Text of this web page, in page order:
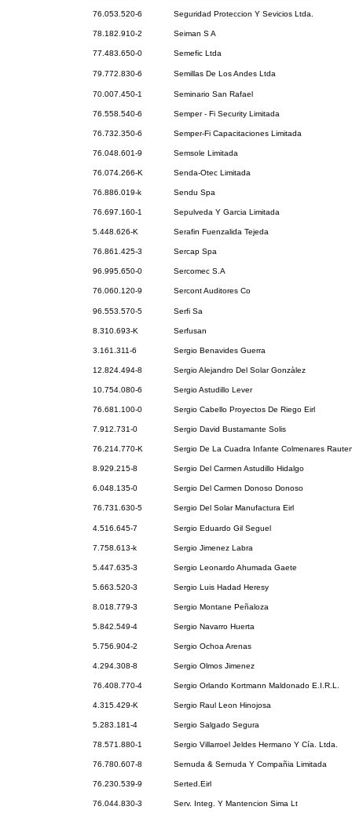
76.053.520-6 Seguridad Proteccion Y Sevicios Ltda.
78.182.910-2 Seiman S A
77.483.650-0 Semefic Ltda
79.772.830-6 Semillas De Los Andes Ltda
70.007.450-1 Seminario San Rafael
76.558.540-6 Semper - Fi Security Limitada
76.732.350-6 Semper-Fi Capacitaciones Limitada
76.048.601-9 Semsole Limitada
76.074.266-K Senda-Otec Limitada
76.886.019-k Sendu Spa
76.697.160-1 Sepulveda Y Garcia Limitada
5.448.626-K Serafin Fuenzalida Tejeda
76.861.425-3 Sercap Spa
96.995.650-0 Sercomec S.A
76.060.120-9 Sercont Auditores Co
96.553.570-5 Serfi Sa
8.310.693-K Serfusan
3.161.311-6 Sergio Benavides Guerra
12.824.494-8 Sergio Alejandro Del Solar Gonzàlez
10.754.080-6 Sergio Astudillo Lever
76.681.100-0 Sergio Cabello Proyectos De Riego Eirl
7.912.731-0 Sergio David Bustamante Solis
76.214.770-K Sergio De La Cuadra Infante Colmenares
8.929.215-8 Sergio Del Carmen Astudillo Hidalgo
6.048.135-0 Sergio Del Carmen Donoso Donoso
76.731.630-5 Sergio Del Solar Manufactura Eirl
4.516.645-7 Sergio Eduardo Gil Seguel
7.758.613-k Sergio Jimenez Labra
5.447.635-3 Sergio Leonardo Ahumada Gaete
5.663.520-3 Sergio Luis Hadad Heresy
8.018.779-3 Sergio Montane Peñaloza
5.842.549-4 Sergio Navarro Huerta
5.756.904-2 Sergio Ochoa Arenas
4.294.308-8 Sergio Olmos Jimenez
76.408.770-4 Sergio Orlando Kortmann Maldonado E.I.R.L.
4.315.429-K Sergio Raul Leon Hinojosa
5.283.181-4 Sergio Salgado Segura
78.571.880-1 Sergio Villarroel Jeldes Hermano Y Cía. Ltda.
76.780.607-8 Sernuda & Sernuda Y Compañia Limitada
76.230.539-9 Serted.Eirl
76.044.830-3 Serv. Integ. Y Mantencion Sima Lt